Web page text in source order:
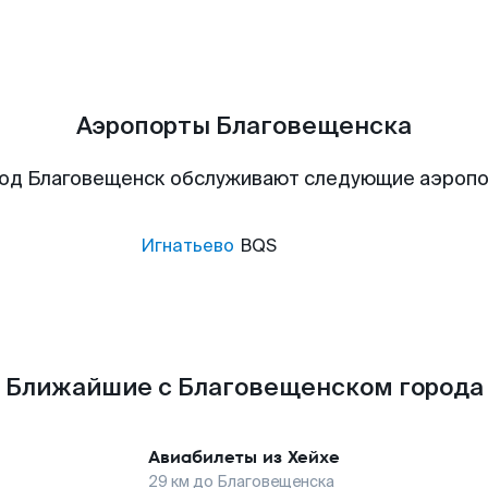
Аэропорты Благовещенска
Благовещенск обслуживают следующие
Игнатьево BQS
Ближайшие с Благовещенском города
Авиабилеты из Хейхе
29 км до Благовещенска